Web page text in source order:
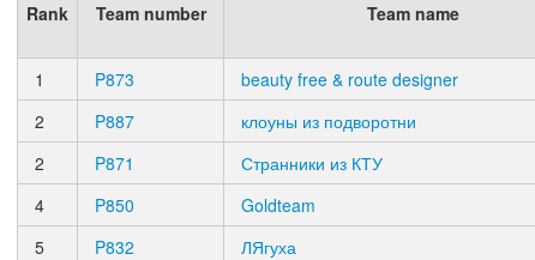
Rank Team number Team name
1 P873 beauty free & route designer
2
P887 клоуны из подворотни
2
P871 Странники из КТУ
4
P850 Goldteam
5
P832 ЛЯгуха